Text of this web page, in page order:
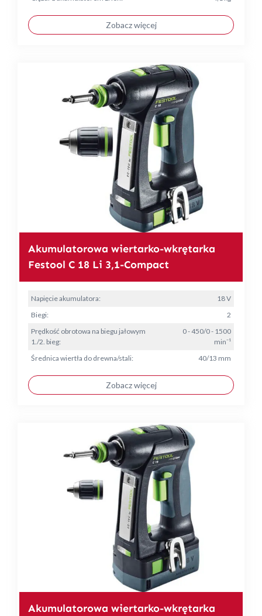
Zobacz więcej
Akumulatorowa wiertarko-wkrętarka
Festool C 18 Li 3,1-Compact
Napięcie akumulatora:
18 V
Biegi:
2
Prędkość obrotowa na biegu jałowym
1./2. bieg:
0 - 450/0 - 1500
min⁻¹
Średnica wiertła do drewna/stali:
40/13 mm
Zobacz więcej
Akumulatorowa wiertarko-wkrętarka